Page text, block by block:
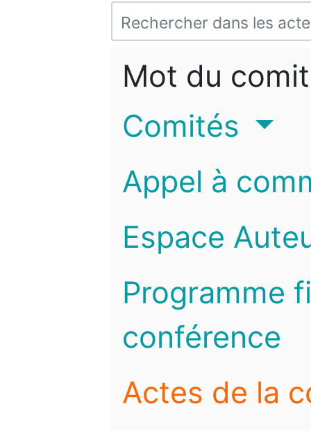
Mot du
Comités
Appel à
Espace
Programme
conférence
Actes de la